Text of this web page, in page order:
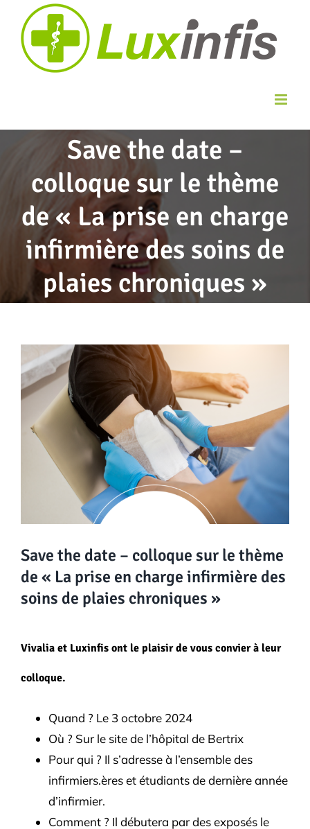
content
Save the date –
colloque sur le thème
de « La prise en charge
infirmière des soins de
plaies chroniques »
View
Larger
Image
Save the date – colloque sur le thème
de « La prise en charge infirmière des
soins de plaies chroniques »
Vivalia et Luxinfis ont le plaisir de vous convier à leur
colloque.
Quand ? Le 3 octobre 2024
Où ? Sur le site de l’hôpital de Bertrix
Pour qui ? Il s’adresse à l’ensemble des
infirmiers.ères et étudiants de dernière année
d’infirmier.
Comment ? Il débutera par des exposés le